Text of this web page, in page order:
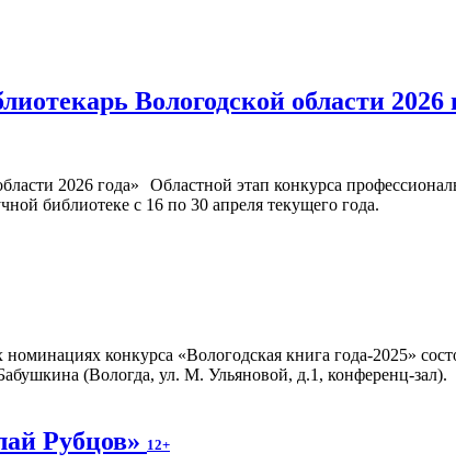
Вологодской области 2026
Областной этап конкурса
библиотеке с 16 по 30 апреля текущего года.
конкурса «Вологодская книга года-2025»
(Вологда, ул. М. Ульяновой, д.1, конференц-зал).
Рубцов» 12+